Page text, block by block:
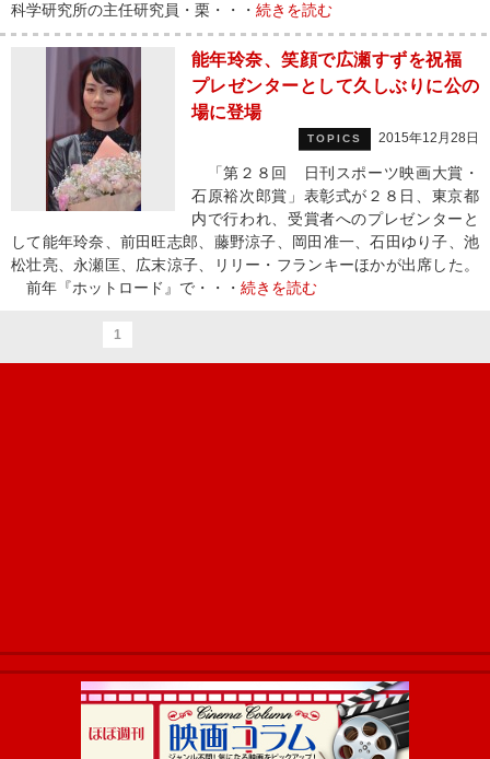
科学研究所の主任研究員・栗・・・ 続きを読む
能年玲奈、笑顔で広瀬すずを祝福
プレゼンターとして久しぶりに公の
場に登場
TOPICS 2015年12月28日
「第２８回 日刊スポーツ映画大賞・
石原裕次郎賞」表彰式が２８日、東京都
内で行われ、受賞者へのプレゼンターと
して能年玲奈、前田旺志郎、藤野涼子、岡田准一、石田ゆり子、池
松壮亮、永瀬匡、広末涼子、リリー・フランキーほかが出席した。
前年『ホットロード』で・・・ 続きを読む
1